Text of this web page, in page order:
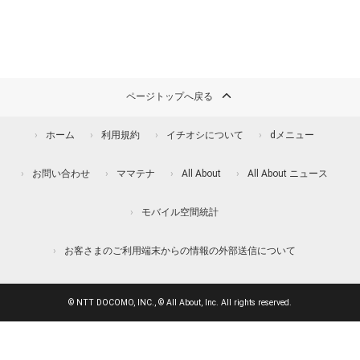
ページトップへ戻る
ホーム 利用規約 イチオシについて dメニュー
お問い合わせ ママテナ All About All About ニュース
モバイル空間統計
お客さまのご利用端末からの情報の外部送信について
© NTT DOCOMO, INC., © All About, Inc. All rights reserved.